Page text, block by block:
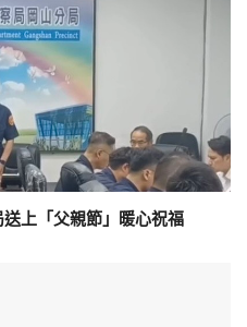
上「父親節」暖心祝福